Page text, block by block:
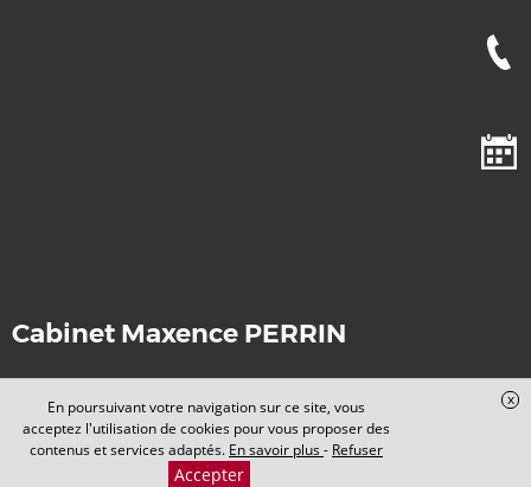
Cabinet Maxence PERRIN
​​​​​​​5 Rond-Point de la Nation
En poursuivant votre navigation sur ce site, vous
acceptez l'utilisation de cookies pour vous proposer des
contenus et services adaptés. En savoir plus- Refuser
Accepter
x